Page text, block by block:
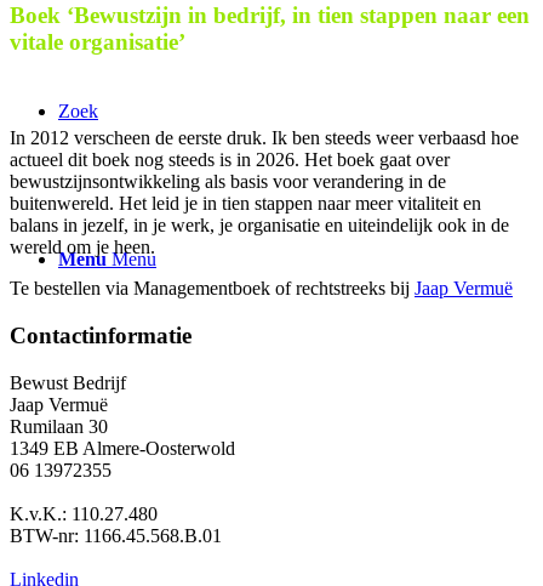
Zoek
Menu Menu
Boek ‘Bewustzijn in bedrijf, in tien stappen naar een
vitale organisatie’
In 2012 verscheen de eerste druk. Ik ben steeds weer verbaasd hoe
actueel dit boek nog steeds is in 2026. Het boek gaat over
bewustzijnsontwikkeling als basis voor verandering in de
buitenwereld. Het leid je in tien stappen naar meer vitaliteit en
balans in jezelf, in je werk, je organisatie en uiteindelijk ook in de
wereld om je heen.
Te bestellen via Managementboek of rechtstreeks bij Jaap Vermuë
Contactinformatie
Bewust Bedrijf
Jaap Vermuë
Rumilaan 30
1349 EB Almere-Oosterwold
06 13972355
K.v.K.: 110.27.480
BTW-nr: 1166.45.568.B.01
Linkedin